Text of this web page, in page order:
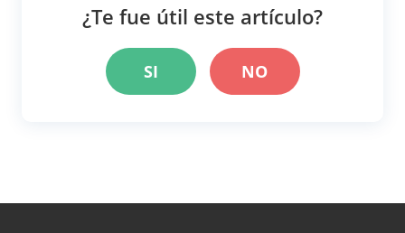
¿Te fue útil este artículo?
SI NO